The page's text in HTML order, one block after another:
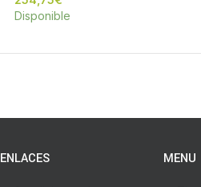
Disponible
ENLACES MENU